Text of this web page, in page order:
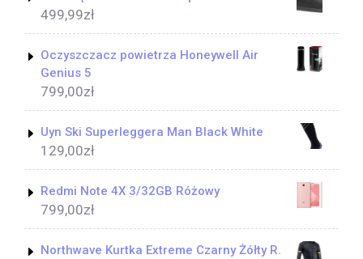
499,99zł
Oczyszczacz powietrza Honeywell Air
Genius 5
799,00zł
Uyn Ski Superleggera Man Black White
129,00zł
Redmi Note 4X 3/32GB Różowy
799,00zł
Northwave Kurtka Extreme Czarny Żółty R.